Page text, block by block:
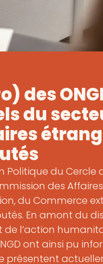
des
du
Politique du Cercle
des Affaires
du Commerce
En amont du
l’action
ont ainsi pu
présentent